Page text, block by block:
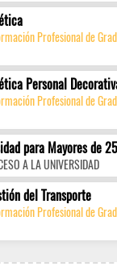
Profesional de
Personal
Profesional de
para Mayores de
A LA UNIVERSIDAD
del Transporte
Profesional de